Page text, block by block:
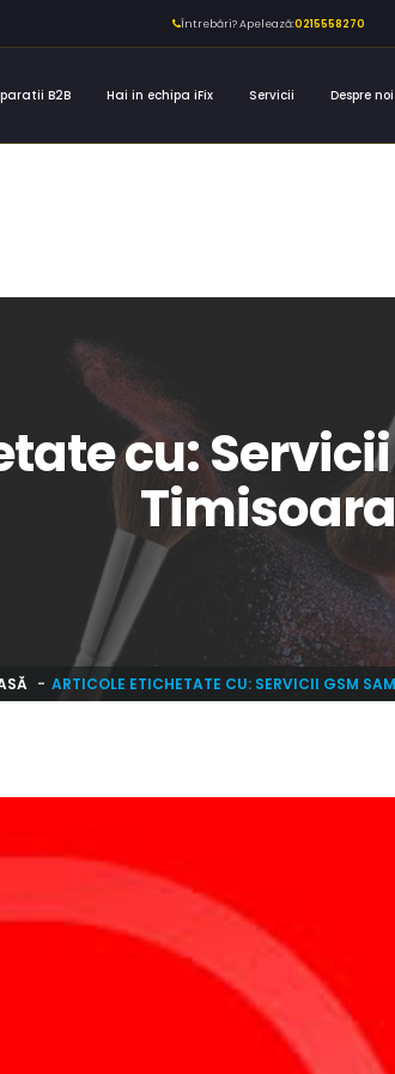
Întrebări? Apelează:0215558270
B2B Hai in echipa iFix Servicii Despre noi
cu:
Timisoara
ARTICOLE ETICHETATE CU: SERVICII GSM